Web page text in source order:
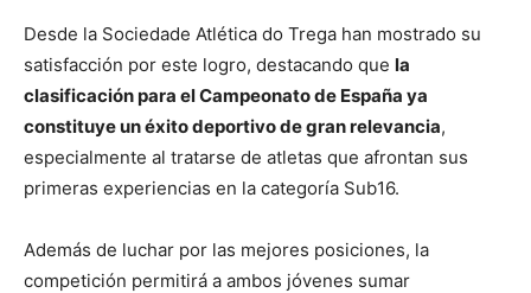
Desde la Sociedade Atlética do Trega han mostrado su
satisfacción por este logro, destacando que la
clasificación para el Campeonato de España ya
constituye un éxito deportivo de gran relevancia,
especialmente al tratarse de atletas que afrontan sus
primeras experiencias en la categoría Sub16.
Además de luchar por las mejores posiciones, la
competición permitirá a ambos jóvenes sumar